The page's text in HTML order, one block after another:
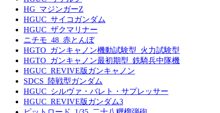
HG_マジンガーZ
HGUC_サイコガンダム
HGUC_ザクマリナー
ニチモ_48_赤とんぼ
HGTO_ガンキャノン機動試験型_火力試験型
HGTO_ガンキャノン最初期型_鉄騎兵中隊機
HGUC_REVIVE版ガンキャノン
SDCS_陸戦型ガンダム
HGUC_シルヴァ・バレト・サプレッサー
HGUC_REVIVE版ガンダム3